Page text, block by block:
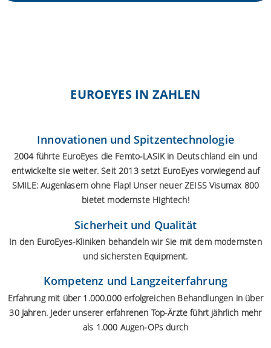
EUROEYES IN ZAHLEN
Innovationen und Spitzentechnologie
2004 führte EuroEyes die Femto-LASIK in Deutschland ein und
entwickelte sie weiter. Seit 2013 setzt EuroEyes vorwiegend auf
SMILE:Augenlasern ohne Flap! Unser neuer ZEISS Visumax 800
bietet modernste Hightech!
Sicherheit und Qualität
In den EuroEyes-Kliniken behandeln wir Sie mit dem modernsten
und sichersten Equipment.
Kompetenz und Langzeiterfahrung
Erfahrung mit über 1.000.000 erfolgreichen Behandlungen in über
30 Jahren. Jeder unserer erfahrenen Top-Ärzte führt jährlich mehr
als 1.000 Augen-OPs durch